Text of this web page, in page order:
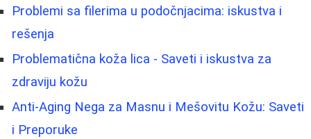
Problemi sa filerima u podočnjacima: iskustva i
rešenja
Problematična koža lica - Saveti i iskustva za
zdraviju kožu
Anti-Aging Nega za Masnu i Mešovitu Kožu: Saveti
i Preporuke